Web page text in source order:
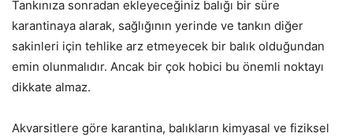
Tankınıza sonradan ekleyeceğiniz balığı bir süre
karantinaya alarak, sağlığının yerinde ve tankın diğer
sakinleri için tehlike arz etmeyecek bir balık olduğundan
emin olunmalıdır. Ancak bir çok hobici bu önemli noktayı
dikkate almaz.
Akvarsitlere göre karantina, balıkların kimyasal ve fiziksel